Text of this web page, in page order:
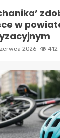
w
2026 412